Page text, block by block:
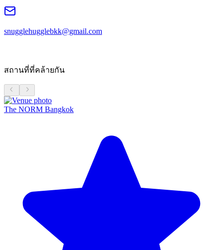
snugglehugglebkk@gmail.com
สถานที่ที่คล้ายกัน
The NORM Bangkok